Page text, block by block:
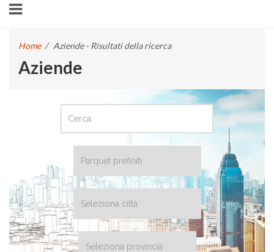
Home / Aziende - Risultati della ricerca
Aziende